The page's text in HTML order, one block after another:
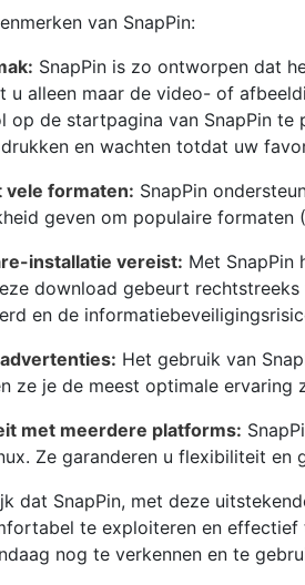
van SnapPin:
SnapPin is zo ontworpen dat
u alleen maar de video- of
op de startpagina van SnapPin
en wachten totdat uw
formaten: SnapPin
geven om populaire formaten
installatie vereist: Met SnapPin
download gebeurt
en de
Het gebruik van
ze je de meest optimale ervaring
met meerdere platforms:
Ze garanderen u flexibiliteit en
dat SnapPin, met deze
te exploiteren en effectief
nog te verkennen en te